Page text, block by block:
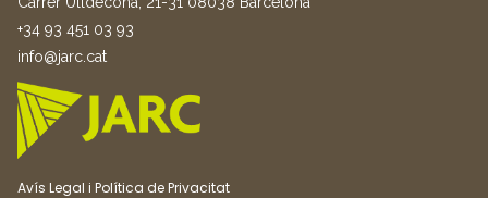
+34 93 451 03 93
info@jarc.cat
Avís Legal i Política de Privacitat